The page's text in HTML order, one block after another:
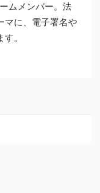
ムメンバー。法
マに、電子署名や
。